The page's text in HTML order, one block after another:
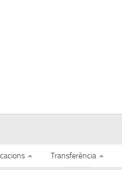
Transferència